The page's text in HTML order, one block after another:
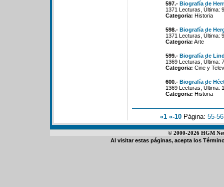
597.- Biografía de
1371 Lecturas, Última:
Categoria: Historia
598.- Biografía de
1371 Lecturas, Última:
Categoria: Arte
599.- Biografía de
1369 Lecturas, Última:
Categoria: Cine y
600.- Biografía de
1369 Lecturas, Última:
Categoria: Historia
«1 «-10 Página: 55-56
© 2000-2026 HGM
Al visitar estas páginas, acepta los